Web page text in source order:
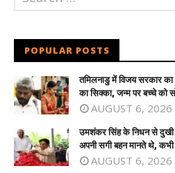
POPULAR POSTS
तमिलनाडु में विजय सरकार
का सिक्का, जन्म पर बच्चे को
AUGUST 6, 2026
उमशंकर सिंह के निधन से दुखी
अपनी सगी बहन मानते थे, कभी
AUGUST 6, 2026